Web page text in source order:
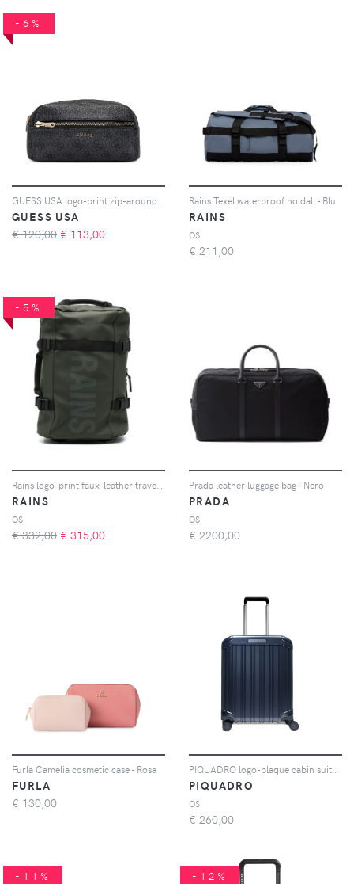
-6%
GUESS USA
€ 120,00 € 113,00
Rains Texel waterproof holdall - Blu
RAINS
OS
€ 211,00
-5%
RAINS
OS
€ 332,00 € 315,00
Prada leather luggage bag - Nero
PRADA
OS
€ 2200,00
Furla Camelia cosmetic case - Rosa
FURLA
€ 130,00
PIQUADRO
OS
€ 260,00
-11% -12%